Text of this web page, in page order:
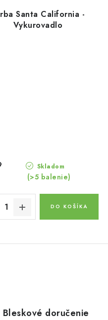
Santa California -
Vykurovadlo
Skladom
(>5 balenie)
DO KOŠÍKA
Bleskové doručenie